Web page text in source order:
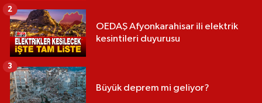
OEDAŞ Afyonkarahisar ili elektrik
kesintileri duyurusu
2
Büyük deprem mi geliyor?
3